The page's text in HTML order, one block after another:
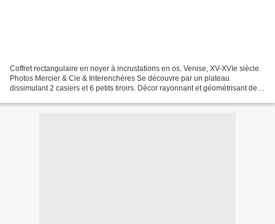
Coffret rectangulaire en noyer à incrustations en os. Venise, XV-XVIe siècle.
Photos Mercier & Cie & Interenchères Se découvre par un plateau
dissimulant 2 casiers et 6 petits tiroirs. Décor rayonnant et géométrisant de